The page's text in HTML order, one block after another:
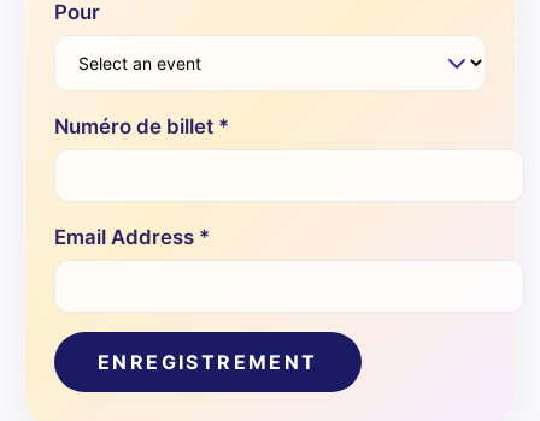
Pour
Numéro de billet *
Email Address *